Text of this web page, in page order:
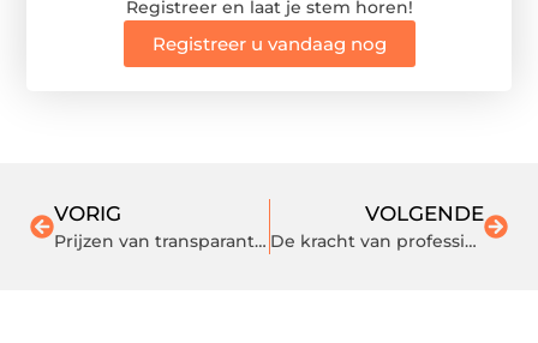
Registreer en laat je stem horen!
Registreer u vandaag nog
VORIG
Prijzen van transparante beugels in Eindhoven
VOLGENDE
De kracht van professioneel communicatieadvies voor je bedrijf